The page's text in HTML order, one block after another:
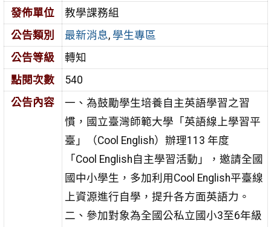
發佈單位
教學課務組
公告類別
最新消息, 學生專區
公告等級
轉知
點閱次數
540
公告內容
一、為鼓勵學生培養自主英語學習之習
慣，國立臺灣師範大學「英語線上學習平
臺」（Cool English）辦理113 年度
「Cool English自主學習活動」，邀請全國
國中小學生，多加利用Cool English平臺線
上資源進行自學，提升各方面英語力。
二、參加對象為全國公私立國小3至6年級